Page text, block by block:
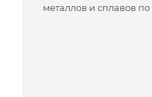
металлов и сплавов